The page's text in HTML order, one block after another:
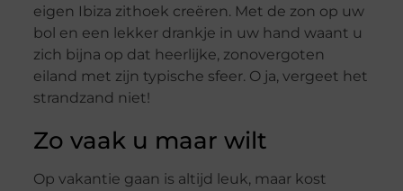
eigen Ibiza zithoek creëren. Met de zon op uw
bol en een lekker drankje in uw hand waant u
zich bijna op dat heerlijke, zonovergoten
eiland met zijn typische sfeer. O ja, vergeet het
strandzand niet!
Zo vaak u maar wilt
Op vakantie gaan is altijd leuk, maar kost